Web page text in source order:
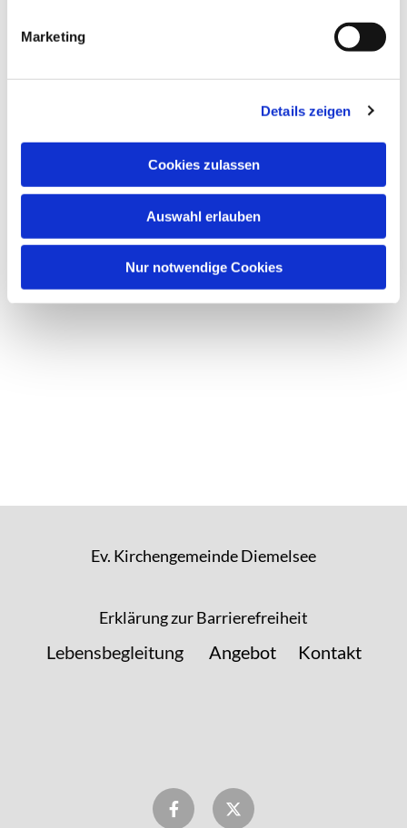
Marketing
Details zeigen
Cookies zulassen
Auswahl erlauben
Nur notwendige Cookies
Ev. Kirchengemeinde Diemelsee
Erklärung zur Barrierefreiheit
Lebensbegleitung Angebot Kontakt